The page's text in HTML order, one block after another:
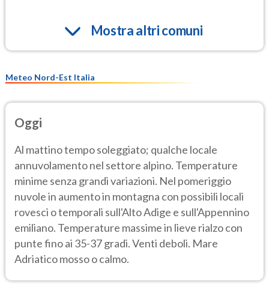
Mostra altri comuni
Meteo Nord-Est Italia
Oggi
Al mattino tempo soleggiato; qualche locale
annuvolamento nel settore alpino. Temperature
minime senza grandi variazioni. Nel pomeriggio
nuvole in aumento in montagna con possibili locali
rovesci o temporali sull'Alto Adige e sull'Appennino
emiliano. Temperature massime in lieve rialzo con
punte fino ai 35-37 gradi. Venti deboli. Mare
Adriatico mosso o calmo.